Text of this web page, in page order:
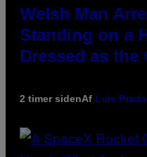
Welsh Man
Standing on a
Dressed as the
2 timer sidenAf Luis Prada